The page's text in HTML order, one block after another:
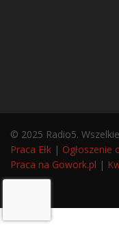
© 2025 Radio5.
Praca Ełk | Ogłoszenie
Praca na Gowork.pl |